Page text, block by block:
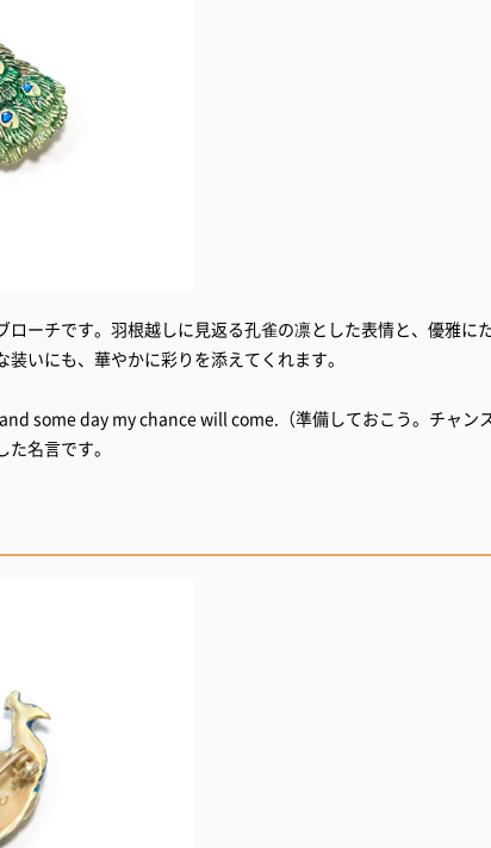
ーチです。羽根越しに見返る孔雀の凛とした表情と、優雅に
いにも、華やかに彩りを添えてくれます。
some day my chance will come.（準備しておこう。チャン
名言です。